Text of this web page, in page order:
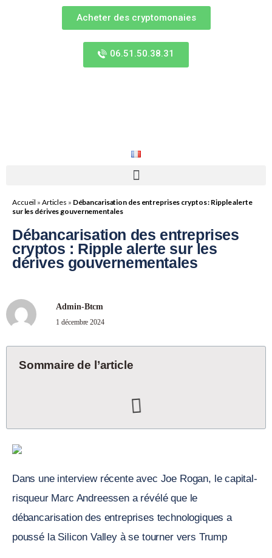
Acheter des cryptomonaies
06.51.50.38.31
Accueil » Articles » Débancarisation des entreprises cryptos : Ripple alerte
sur les dérives gouvernementales
Débancarisation des entreprises
cryptos : Ripple alerte sur les
dérives gouvernementales
Admin-Btcm
1 décembre 2024
Sommaire de l’article
Dans une interview récente avec Joe Rogan, le capital-
risqueur Marc Andreessen a révélé que le
débancarisation des entreprises technologiques a
poussé la Silicon Valley à se tourner vers Trump